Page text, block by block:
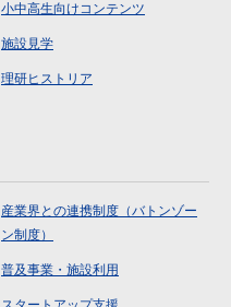
小中高生向けコンテンツ
施設見学
理研ヒストリア
産業界との連携制度（バトンゾー
ン制度）
普及事業・施設利用